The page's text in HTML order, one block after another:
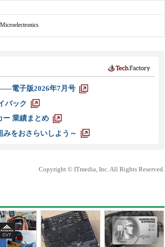
電子版2026年7月号
バック
ー 業績まとめ
をおさらいしよう～
Copyright © ITmedia, Inc. All Rights Reserved.